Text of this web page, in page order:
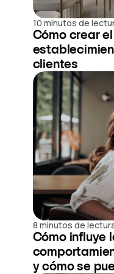
10 minutos de
Cómo crear
clientes
8 minutos de
Cómo influye
y cómo se